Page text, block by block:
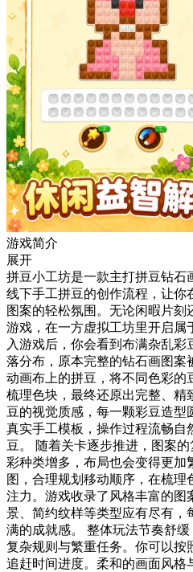
游戏简介
展开
拼豆小工坊是一款主打拼豆钻石
线下手工拼豆的创作流程，让你
图案的轻松氛围。无论闲暇片
游戏，在一方虚拟工坊里开启属
入游戏后，你会看到布满杂乱
落分布，原本完整的钻石画图案
动画布上的拼豆，将不同色彩的
梳理色块，最终还原出完整、精
豆的视觉质感，每一颗彩豆造型
真实手工模板，操作过程流畅自
豆。 随着关卡逐步推进，图案
彩种类增多，布局也会变得更加
图，合理规划移动顺序，在梳
注力。游戏收录了风格丰富的图
景、简约纹样等类型应有尽有，
满的成就感。 整体玩法节奏舒
复杂规则与繁重任务。你可以按
追赶时间进度。柔和的画面风格